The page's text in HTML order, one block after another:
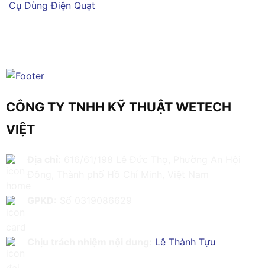
Cụ Dùng Điện Quạt
CÔNG TY TNHH KỸ THUẬT WETECH
VIỆT
Lê Thành Tựu